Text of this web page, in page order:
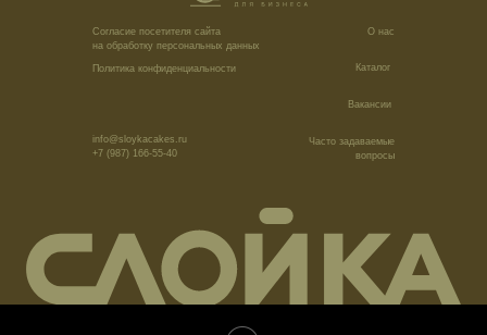
О нас
Каталог
Вакансии
Часто задаваемые
вопросы
Политика конфиденциальности
Согласие посетителя сайта
на обработку персональных данных
+7 (987) 166-55-40
info@sloykacakes.ru